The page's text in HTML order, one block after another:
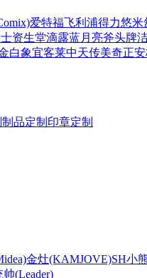
爱特福飞利浦得力悠米
资生堂滴露蓝月亮斧头牌
白象宜客莱中天传美奇正
品定制 印章定制
金灶(KAMJOVE)SH小
帅(Leader)